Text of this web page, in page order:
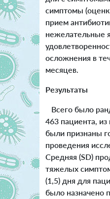
симптомы
прием
нежелательные
осложнения в
месяцев.
Результаты
Всего было
463 пациента,
были признаны
проведения
Средняя (SD)
тяжелых
(1,5) дня для
было назначено